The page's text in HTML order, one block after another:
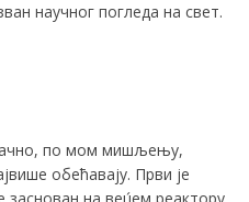
научног погледа на свет.
по мом мишљењу,
обећавају. Први је